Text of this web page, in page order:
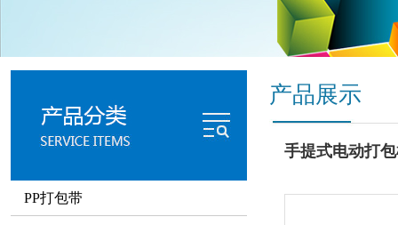
PP打包带
产品展示
手提式电动打